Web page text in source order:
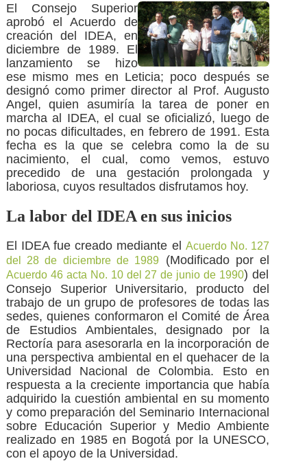
El Consejo Superior
aprobó el Acuerdo de
creación del IDEA, en
diciembre de 1989. El
lanzamiento se hizo
ese mismo mes en Leticia; poco después se
designó como primer director al Prof. Augusto
Angel, quien asumiría la tarea de poner en
marcha al IDEA, el cual se oficializó, luego de
no pocas dificultades, en febrero de 1991. Esta
fecha es la que se celebra como la de su
nacimiento, el cual, como vemos, estuvo
precedido de una gestación prolongada y
laboriosa, cuyos resultados disfrutamos hoy.
La labor del IDEA en sus inicios
El IDEA fue creado mediante el Acuerdo No. 127
del 28 de diciembre de 1989
(Modificado por el
Acuerdo 46 acta No. 10 del 27 de junio de 1990) del
Consejo Superior Universitario, producto del
trabajo de un grupo de profesores de todas las
sedes, quienes conformaron el Comité de Área
de Estudios Ambientales, designado por la
Rectoría para asesorarla en la incorporación de
una perspectiva ambiental en el quehacer de la
Universidad Nacional de Colombia. Esto en
respuesta a la creciente importancia que había
adquirido la cuestión ambiental en su momento
y como preparación del Seminario Internacional
sobre Educación Superior y Medio Ambiente
realizado en 1985 en Bogotá por la UNESCO,
con el apoyo de la Universidad.